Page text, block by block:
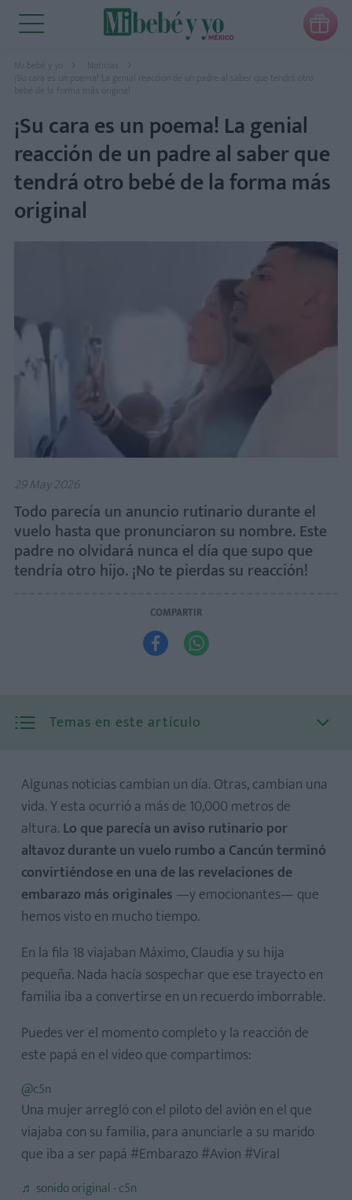

Mi bebé y yo
Noticias
¡Su cara es un poema! La genial reacción de un padre al saber que tendrá otro
bebé de la forma más original
¡Su cara es un poema! La genial
reacción de un padre al saber que
tendrá otro bebé de la forma más
original
29 May 2026
Todo parecía un anuncio rutinario durante el
vuelo hasta que pronunciaron su nombre. Este
padre no olvidará nunca el día que supo que
tendría otro hijo. ¡No te pierdas su reacción!
COMPARTIR
 
Temas en este artículo
Algunas noticias cambian un día. Otras, cambian una
vida. Y esta ocurrió a más de 10,000 metros de
altura. Lo que parecía un aviso rutinario por
altavoz durante un vuelo rumbo a Cancún terminó
convirtiéndose en una de las revelaciones de
embarazo más originales —y emocionantes— que
hemos visto en mucho tiempo.
En la fila 18 viajaban Máximo, Claudia y su hija
pequeña. Nada hacía sospechar que ese trayecto en
familia iba a convertirse en un recuerdo imborrable.
Puedes ver el momento completo y la reacción de
este papá en el video que compartimos:
@c5n
Una mujer arregló con el piloto del avión en el que
viajaba con su familia, para anunciarle a su marido
que iba a ser papá #Embarazo #Avion #Viral
♬ sonido original - c5n